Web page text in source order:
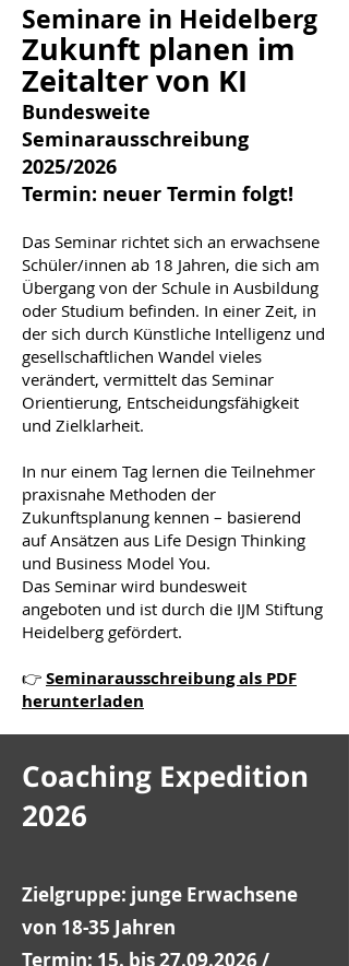
Seminare in Heidelberg
Zukunft planen im
Zeitalter von KI
Bundesweite
Seminarausschreibung
2025/2026
Termin: neuer Termin folgt!
Das Seminar richtet sich an erwachsene
Schüler/innen ab 18 Jahren, die sich am
Übergang von der Schule in Ausbildung
oder Studium befinden. In einer Zeit, in
der sich durch Künstliche Intelligenz und
gesellschaftlichen Wandel vieles
verändert, vermittelt das Seminar
Orientierung, Entscheidungsfähigkeit
und Zielklarheit.
In nur einem Tag lernen die Teilnehmer
praxisnahe Methoden der
Zukunftsplanung kennen – basierend
auf Ansätzen aus Life Design Thinking
und Business Model You.
Das Seminar wird bundesweit
angeboten und ist durch die IJM Stiftung
Heidelberg gefördert.
👉 Seminarausschreibung als PDF
herunterladen
Coaching Expedition
2026
Zielgruppe: junge Erwachsene
von 18-35 Jahren
Termin: 15. bis 27.09.2026 /